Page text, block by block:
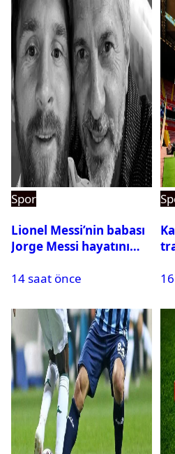
Spor
Lionel Messi’nin babası
Jorge Messi hayatını
14 saat önce